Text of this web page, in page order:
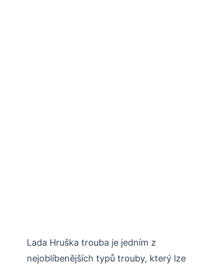
Lada Hruška trouba je jedním z
nejoblíbenějších typů trouby, který lze